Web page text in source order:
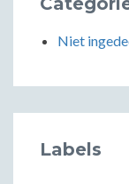
Niet
Labels